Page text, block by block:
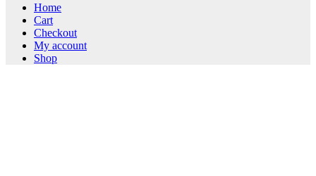
Home
Cart
Checkout
My account
Shop